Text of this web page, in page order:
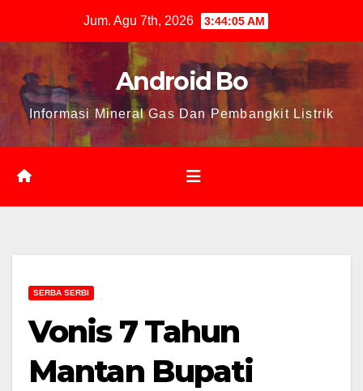
content
Jum. Agu 7th, 2026 3:44:06 AM
Android Bo
Informasi Mineral Gas Dan Pembangkit Listrik
SERBA SERBI
Vonis 7 Tahun
Mantan Bupati